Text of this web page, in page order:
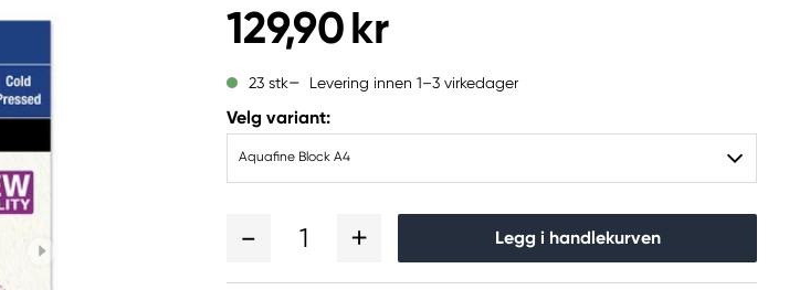
129,90 kr
23 stk Levering innen 1–3 virkedager
Velg variant:
Aquafine Block A4
1 Legg i handlekurven